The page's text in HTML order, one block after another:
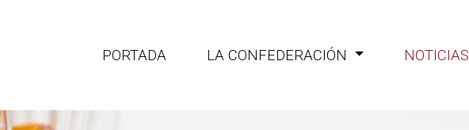
PORTADA LA CONFEDERACIÓN NOTICIAS